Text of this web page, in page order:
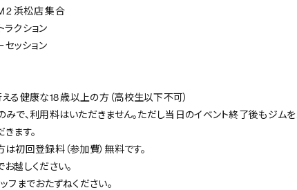
浜松店 集合
クション
ッション
る健康な18 歳以上の方（高校生以下不可）
で、利用料はいただきません。ただし当日のイベント終了後もジム
ます。
初回登録料（参加費）無料です。
越しください。
フまでおたずねください。